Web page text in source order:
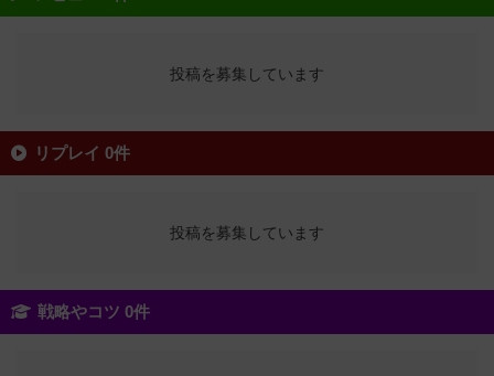
投稿を募集しています
リプレイ 0件
投稿を募集しています
戦略やコツ 0件